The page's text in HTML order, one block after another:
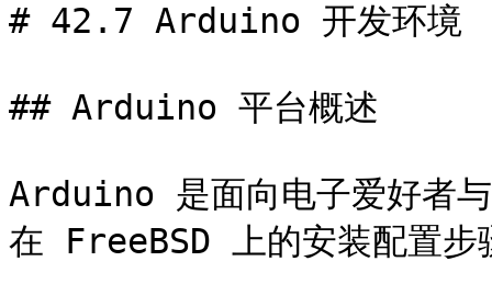
# 42.7 Arduino 开发环境
## Arduino 平台概述
Arduino 是面向电子爱好者与
在 FreeBSD 上的安装配置步